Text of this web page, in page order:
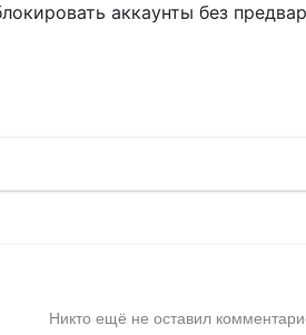
аккаунты без
Никто ещё не оставил